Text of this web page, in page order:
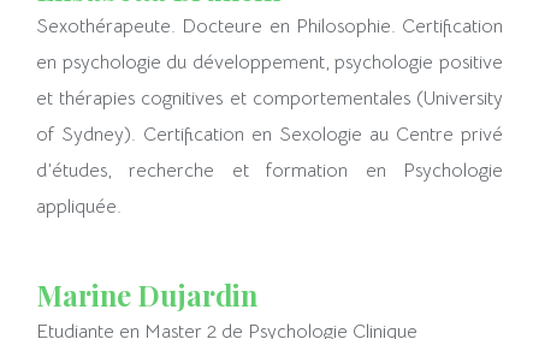
Sexothérapeute. Docteure en Philosophie. Certification
en psychologie du développement, psychologie positive
et thérapies cognitives et comportementales (University
of Sydney). Certification en Sexologie au Centre privé
d’études, recherche et formation en Psychologie
appliquée.
Marine Dujardin
Etudiante en Master 2 de Psychologie Clinique